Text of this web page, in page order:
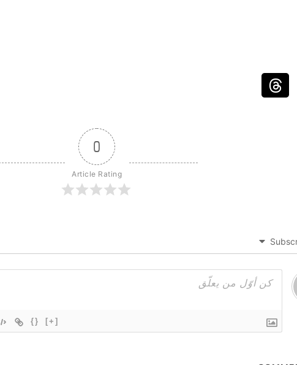
0
Article Rating
{} [+]